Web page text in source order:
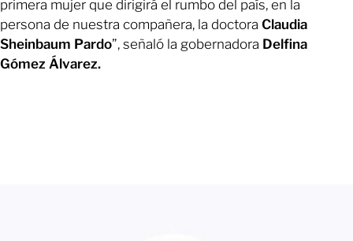
primera mujer que dirigirá el rumbo del país, en la
persona de nuestra compañera, la doctora Claudia
Sheinbaum Pardo”, señaló la gobernadora Delfina
Gómez Álvarez.